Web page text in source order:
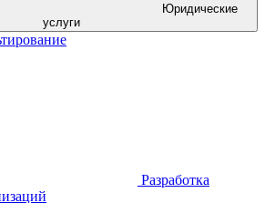
услуги
Разработка